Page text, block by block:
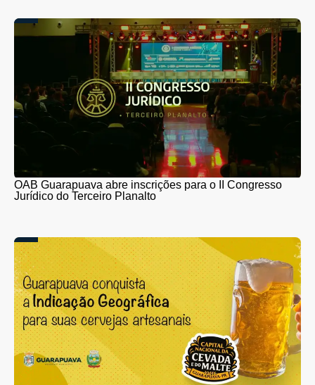
OAB Guarapuava abre inscrições para o II Congresso
Jurídico do Terceiro Planalto